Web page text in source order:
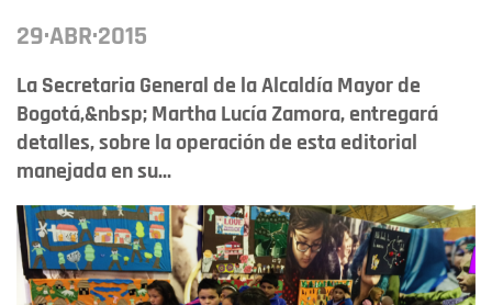
29·ABR·2015
La Secretaria General de la Alcaldía Mayor de
Bogotá,&nbsp; Martha Lucía Zamora, entregará
detalles, sobre la operación de esta editorial
manejada en su...